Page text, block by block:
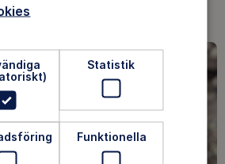
bli medlem
Statistik
Funktionella